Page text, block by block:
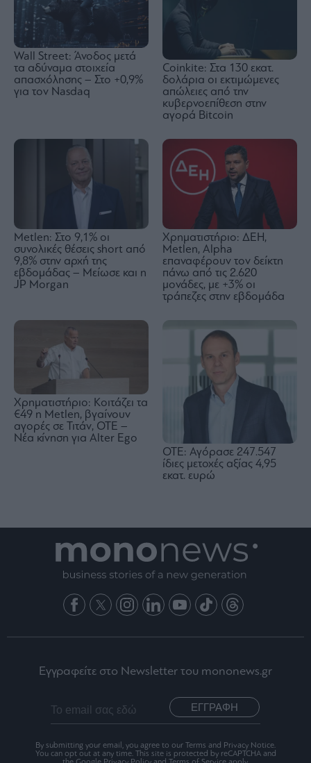
Wall Street: Άνοδος μετά
τα αδύναμα στοιχεία
απασχόλησης – Στο +0,9%
για τον Nasdaq
Coinkite: Στα 130 εκατ.
δολάρια οι εκτιμώμενες
απώλειες από την
κυβερνοεπίθεση στην
αγορά Bitcoin
Metlen: Στο 9,1% οι
συνολικές θέσεις short από
9,8% στην αρχή της
εβδομάδας – Μείωσε και η
JP Morgan
Χρηματιστήριο: ΔΕΗ,
Metlen, Αlpha
επαναφέρουν τον δείκτη
πάνω από τις 2.620
μονάδες, με +3% οι
τράπεζες στην εβδομάδα
Χρηματιστήριο: Κοιτάζει τα
€49 η Metlen, βγαίνουν
αγορές σε Τιτάν, ΟΤΕ –
Νέα κίνηση για Alter Ego
OTE: Αγόρασε 247.547
ίδιες μετοχές αξίας 4,95
εκατ. ευρώ
Εγγραφείτε στο Newsletter του mononews.gr
ΕΓΓΡΑΦΗ
By submitting your email, you agree to our Terms and Privacy Notice.
You can opt out at any time. This site is protected by reCAPTCHA and